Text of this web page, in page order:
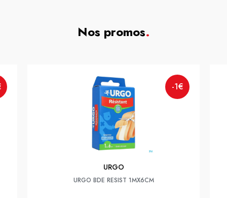
Nos promos.
-1€
URGO
URGO BDE RESIST 1MX6CM